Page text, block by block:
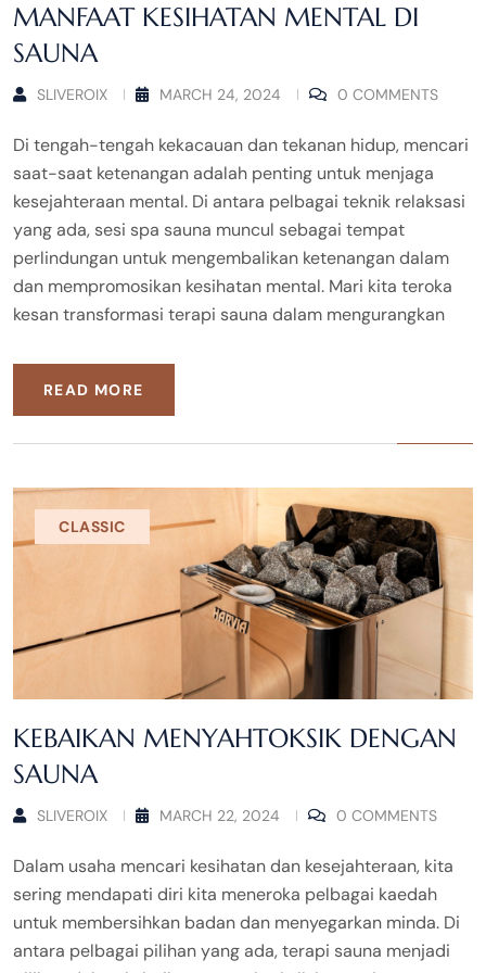
MANFAAT KESIHATAN MENTAL DI
SAUNA
SLIVEROIX MARCH 24, 2024 0 COMMENTS
Di tengah-tengah kekacauan dan tekanan hidup, mencari
saat-saat ketenangan adalah penting untuk menjaga
kesejahteraan mental. Di antara pelbagai teknik relaksasi
yang ada, sesi spa sauna muncul sebagai tempat
perlindungan untuk mengembalikan ketenangan dalam
dan mempromosikan kesihatan mental. Mari kita teroka
kesan transformasi terapi sauna dalam mengurangkan
READ MORE
CLASSIC
KEBAIKAN MENYAHTOKSIK DENGAN
SAUNA
SLIVEROIX MARCH 22, 2024 0 COMMENTS
Dalam usaha mencari kesihatan dan kesejahteraan, kita
sering mendapati diri kita meneroka pelbagai kaedah
untuk membersihkan badan dan menyegarkan minda. Di
antara pelbagai pilihan yang ada, terapi sauna menjadi